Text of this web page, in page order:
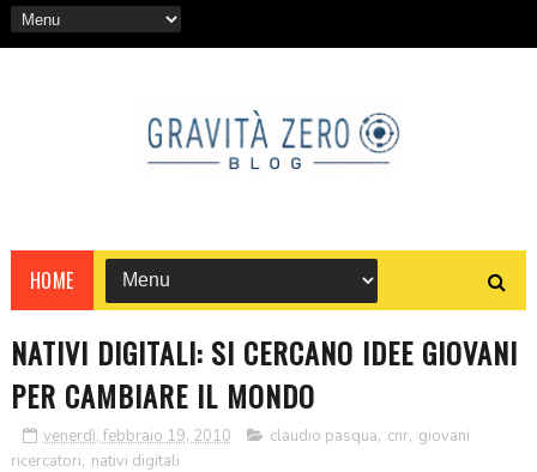
HOME
NATIVI DIGITALI: SI CERCANO IDEE GIOVANI
PER CAMBIARE IL MONDO
venerdì, febbraio 19, 2010 claudio pasqua, cnr, giovani
ricercatori, nativi digitali